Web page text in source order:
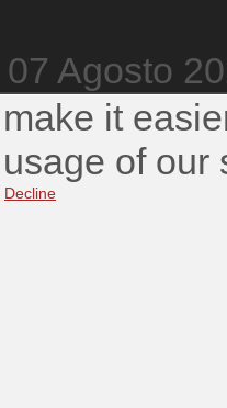
Agosto
it
of our
Decline